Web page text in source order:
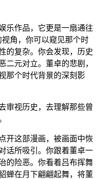
乐作品，它更是一扇通往
角，你可以窥见那个时
的复杂。你会发现，历史
二元对立。董卓的悲剧，
那个时代背景的深刻影
审视历史，去理解那些曾
开这部漫画，被画面中恢
话所吸引。你跟着董卓一
的险恶。你看着吕布挥舞
蝉在月下翩翩起舞，将董